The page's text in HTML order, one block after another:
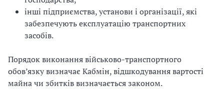
інші підприємства, установи і організації, які
забезпечують експлуатацію транспортних
засобів.
Порядок виконання військово-транспортного
обов’язку визначає Кабмін, відшкодування вартості
майна чи збитків визначається законом.